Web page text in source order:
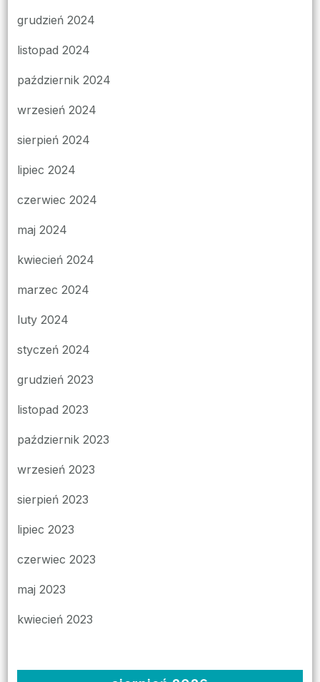
grudzień 2024
listopad 2024
październik 2024
wrzesień 2024
sierpień 2024
lipiec 2024
czerwiec 2024
maj 2024
kwiecień 2024
marzec 2024
luty 2024
styczeń 2024
grudzień 2023
listopad 2023
październik 2023
wrzesień 2023
sierpień 2023
lipiec 2023
czerwiec 2023
maj 2023
kwiecień 2023